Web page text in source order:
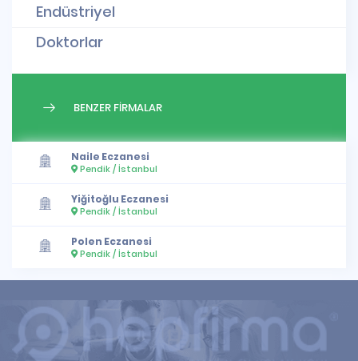
Endüstriyel
Doktorlar
BENZER FİRMALAR
Naile Eczanesi
Pendik / İstanbul
Yiğitoğlu Eczanesi
Pendik / İstanbul
Polen Eczanesi
Pendik / İstanbul